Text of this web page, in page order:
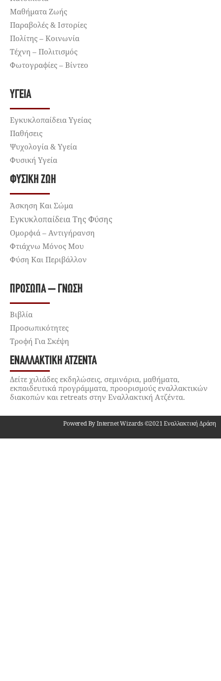
Μαθήματα Ζωής
Παραβολές & Ιστορίες
Πολίτης – Κοινωνία
Τέχνη – Πολιτισμός
Φωτογραφίες – Βίντεο
ΥΓΕΊΑ
Εγκυκλοπαίδεια Υγείας
Παθήσεις
Ψυχολογία & Υγεία
Φυσική Υγεία
ΦΥΣΙΚΉ ΖΩΉ
Άσκηση Και Σώμα
Εγκυκλοπαίδεια Της Φύσης
Ομορφιά – Αντιγήρανση
Φτιάχνω Μόνος Μου
Φύση Και Περιβάλλον
ΠΡΌΣΩΠΑ – ΓΝΏΣΗ
Βιβλία
Προσωπικότητες
Τροφή Για Σκέψη
ΕΝΑΛΛΑΚΤΙΚΉ ΑΤΖΈΝΤΑ
Δείτε χιλιάδες εκδηλώσεις, σεμινάρια, μαθήματα,
εκπαιδευτικά προγράμματα, προορισμούς εναλλακτικών
διακοπών και retreats στην Εναλλακτική Ατζέντα.
Powered By Internet Wizards ©2021 Εναλλακτική Δράση